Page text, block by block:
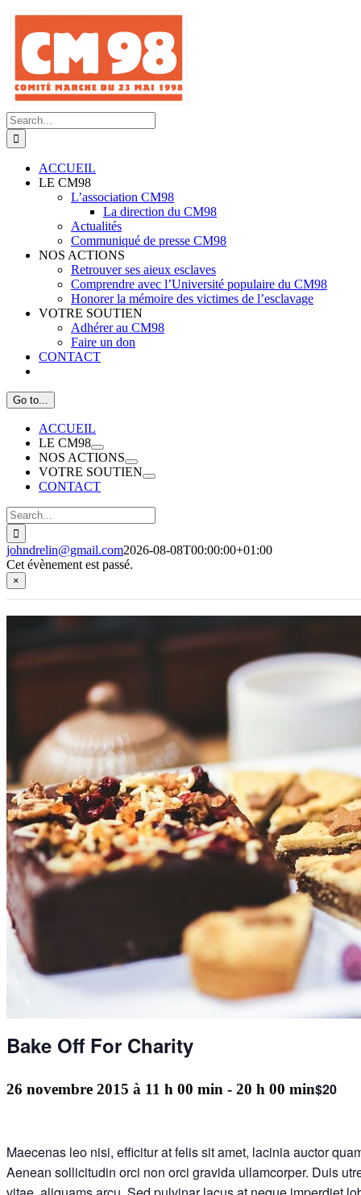
Skip
content
Search
for:
ACCUEIL
LE CM98
L’association CM98
La direction du CM98
Actualités
Communiqué de presse CM98
NOS ACTIONS
Retrouver ses aieux esclaves
Comprendre avec l’Université populaire du CM98
Honorer la mémoire des victimes de l’esclavage
VOTRE SOUTIEN
Adhérer au CM98
Faire un don
CONTACT
Go to...
ACCUEIL
LE CM98
NOS ACTIONS
VOTRE SOUTIEN
CONTACT
Search
for:
johndrelin@gmail.com2026-08-08T00:00:00+01:00
Cet évènement est passé.
×
Bake Off For Charity
26 novembre 2015 à 11 h 00 min - 20 h 00 min$20
Maecenas leo nisi, efficitur at felis sit amet, lacinia auctor
Aenean sollicitudin orci non orci gravida ullamcorper. Duis